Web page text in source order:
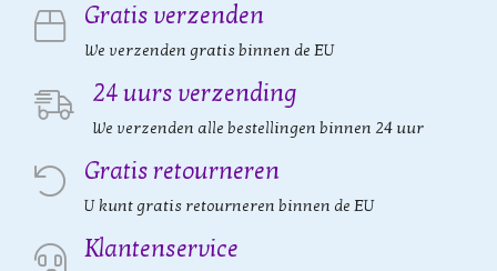
Gratis verzenden
We verzenden gratis binnen de EU
24 uurs verzending
We verzenden alle bestellingen binnen 24 uur
Gratis retourneren
U kunt gratis retourneren binnen de EU
Klantenservice